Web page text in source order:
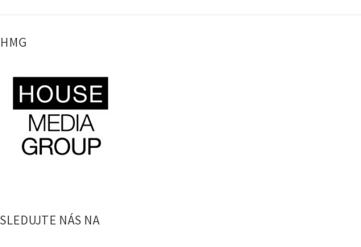
HMG
SLEDUJTE NÁS NA